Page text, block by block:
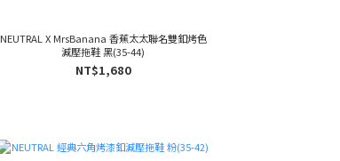
NEUTRAL X MrsBanana 香蕉太太聯名雙釦烤色
減壓拖鞋 黑(35-44)
NT$1,680